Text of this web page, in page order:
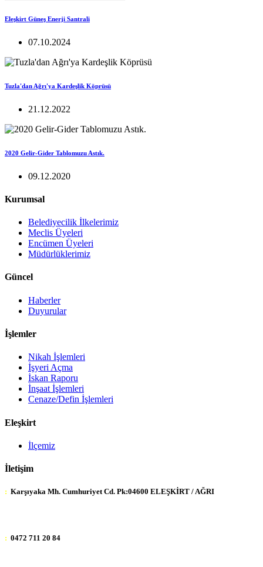
Eleşkirt Güneş Enerji Santrali
07.10.2024
Tuzla'dan Ağrı'ya Kardeşlik Köprüsü
21.12.2022
2020 Gelir-Gider Tablomuzu Astık.
09.12.2020
Kurumsal
Belediyecilik İlkelerimiz
Meclis Üyeleri
Encümen Üyeleri
Müdürlüklerimiz
Güncel
Haberler
Duyurular
İşlemler
Nikah İşlemleri
İşyeri Açma
İskan Raporu
İnşaat İşlemleri
Cenaze/Defin İşlemleri
Eleşkirt
İlçemiz
İletişim
: Karşıyaka Mh. Cumhuriyet Cd. Pk:04600 ELEŞKİRT / AĞRI
: 0472 711 20 84